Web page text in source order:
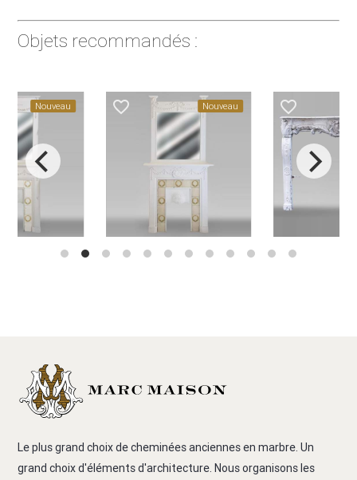
Objets recommandés :
Nouveau favorite_border Nouveau favorite_border
Le plus grand choix de cheminées anciennes en marbre. Un
grand choix d'éléments d'architecture. Nous organisons les